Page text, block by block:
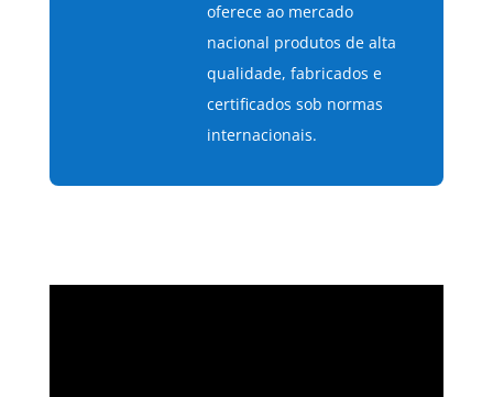
oferece ao mercado
nacional produtos de alta
qualidade, fabricados e
certificados sob normas
internacionais.